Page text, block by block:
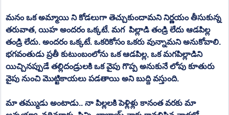
మనం ఒక అమ్మాయి ని కోడలుగా తెచ్చుకుందామని నిర్ణయం తీసుకున్న
తరువాత, యిహ అందరం ఒక్కటే. మగ  పిల్లాడి తండ్రి లేదు ఆడపిల్ల
తండ్రి లేదు. అందరం ఒక్కటే. ఒకరికోసం ఒకరు వున్నామని అనుకోవాలి.
భగవంతుడు ప్రతీ కుటుంబంలోను ఒక ఆడపిల్ల, ఒక మగపిల్లాడిని
యిచ్చినప్పుడే తల్లిదండ్రులకి ఒక వైపు గొప్ప అనుకునే లోపు కూతురు
వైపు నుంచి మొట్టికాయలు పడతాయి అని బుద్ది వస్తుంది.
మా తమ్ముడు అంటాడు.. నా పిల్లలకి పెళ్లిళ్లు కానంత వరకు మా